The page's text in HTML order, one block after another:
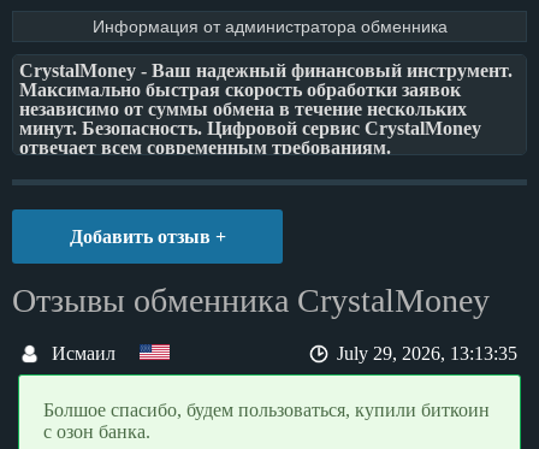
Информация от администратора обменника
CrystalMoney - Ваш надежный финансовый инструмент.
Максимально быстрая скорость обработки заявок
независимо от суммы обмена в течение нескольких
минут. Безопасность. Цифровой сервис CrystalMoney
отвечает всем современным требованиям.
высочайшем уровне. Профессиональные сотрудники в
онлайн-поддержке в любое время суток ответят на все
Наша команда имеет огромный опыт в сфере обмена
валют и не только. Мы открыты для сотрудничества и с
разносторонних компаний, представляющих онлайн-
бизнес в сегменте финансовых услуг.
Добавить отзыв +
Отзывы обменника CrystalMoney
Исмаил July 29, 2026, 13:13:35
Болшое спасибо, будем пользоваться, купили биткоин
с озон банка.